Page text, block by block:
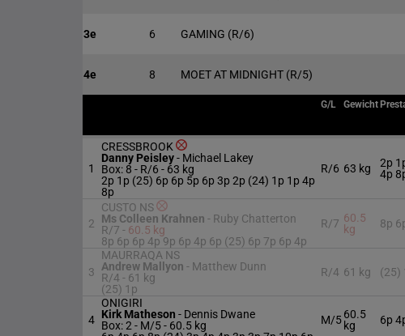
3e 6 GAMING (R/6)
4e 8 MOET AT MIDNIGHT (R/5)
G/L Gewicht
1
CRESSBROOK
Danny Peisley- Michael Lakey
Box: 8 - R/6 - 63 kg
2p 1p (25) 6p 6p 5p 6p 3p 2p (24) 1p 1p 4p
8p
R/6 63 kg
2p
4p
2
CUSTO NS
Ms Colleen Krahnen - Ruby Chatterton
R/7 - 60.5 kg
8p 6p 6p 4p 9p 6p 4p 6p (25) 6p 7p 6p 4p
R/7 60.5
kg
8p
3
MAURRAQA NS
Andrew Mallyon - Matthew Dunn
R/4 - 61 kg
(25) 1p
R/4 61 kg (25)
4
ONIGIRI
Kirk Matheson - Dennis Dwane
Box: 2 - M/5 - 60.5 kg
M/560.5
kg
6p